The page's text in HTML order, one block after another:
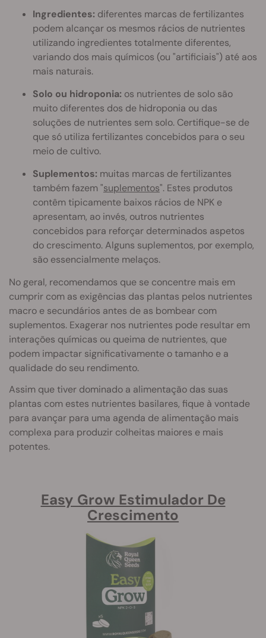
Ingredientes: diferentes marcas de fertilizantes
podem alcançar os mesmos rácios de nutrientes
utilizando ingredientes totalmente diferentes,
variando dos mais químicos (ou "artificiais") até aos
mais naturais.
Solo ou hidroponia: os nutrientes de solo são
muito diferentes dos de hidroponia ou das
soluções de nutrientes sem solo. Certifique-se de
que só utiliza fertilizantes concebidos para o seu
meio de cultivo.
Suplementos: muitas marcas de fertilizantes
também fazem "suplementos". Estes produtos
contêm tipicamente baixos rácios de NPK e
apresentam, ao invés, outros nutrientes
concebidos para reforçar determinados aspetos
do crescimento. Alguns suplementos, por exemplo,
são essencialmente melaços.
No geral, recomendamos que se concentre mais em
cumprir com as exigências das plantas pelos nutrientes
macro e secundários antes de as bombear com
suplementos. Exagerar nos nutrientes pode resultar em
interações químicas ou queima de nutrientes, que
podem impactar significativamente o tamanho e a
qualidade do seu rendimento.
Assim que tiver dominado a alimentação das suas
plantas com estes nutrientes basilares, fique à vontade
para avançar para uma agenda de alimentação mais
complexa para produzir colheitas maiores e mais
potentes.
Easy Grow Estimulador De
Crescimento